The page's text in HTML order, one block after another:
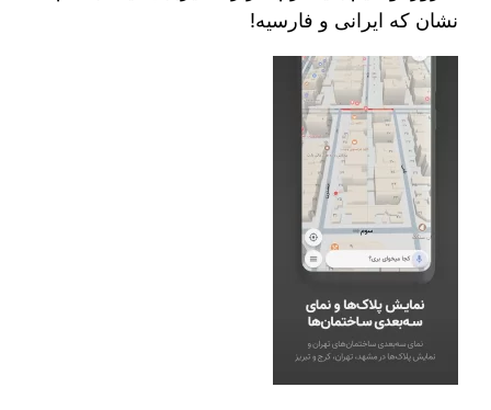
نشان که ایرانی و فارسیه!